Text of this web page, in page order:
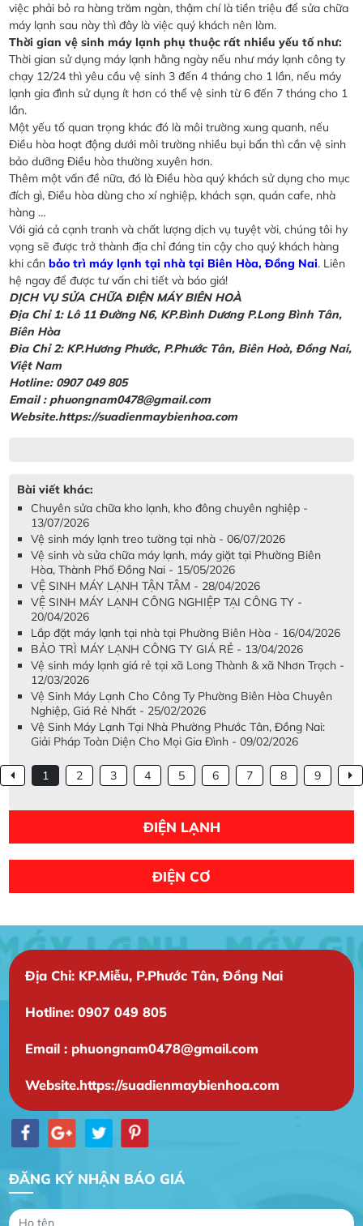
việc phải bỏ ra hàng trăm ngàn, thậm chí là tiền triệu để sửa chữa
máy lạnh sau này thì đây là việc quý khách nên làm.
Thời gian vệ sinh máy lạnh phụ thuộc rất nhiều yếu tố như:
Thời gian sử dụng máy lạnh hằng ngày nếu như máy lạnh công ty
chạy 12/24 thì yêu cầu vệ sinh 3 đến 4 tháng cho 1 lần, nếu máy
lạnh gia đình sử dụng ít hơn có thể vệ sinh từ 6 đến 7 tháng cho 1
lần.
Một yếu tố quan trọng khác đó là môi trường xung quanh, nếu
Điều hòa hoạt động dưới môi trường nhiều bụi bẩn thì cần vệ sinh
bảo dưỡng Điều hòa thường xuyên hơn.
Thêm một vấn đề nữa, đó là Điều hòa quý khách sử dụng cho mục
đích gì, Điều hòa dùng cho xí nghiệp, khách sạn, quán cafe, nhà
hàng …
Với giá cả cạnh tranh và chất lượng dịch vụ tuyệt vời, chúng tôi hy
vọng sẽ được trở thành địa chỉ đáng tin cậy cho quý khách hàng
khi cần bảo trì máy lạnh tại nhà tại Biên Hòa, Đồng Nai. Liên
hệ ngay để được tư vấn chi tiết và báo giá!
DỊCH VỤ SỬA CHỮA ĐIỆN MÁY BIÊN HOÀ
Địa Chỉ 1: Lô 11 Đường N6, KP.Bình Dương P.Long Bình Tân,
Biên Hòa
Đia Chỉ 2: KP.Hương Phước, P.Phước Tân, Biên Hoà, Đồng Nai,
Việt Nam
Hotline: 0907 049 805
Email : phuongnam0478@gmail.com
Website.https://suadienmaybienhoa.com
Bài viết khác:
Chuyên sửa chữa kho lạnh, kho đông chuyên nghiệp -
13/07/2026
Vệ sinh máy lạnh treo tường tại nhà - 06/07/2026
Vệ sinh và sửa chữa máy lạnh, máy giặt tại Phường Biên
Hòa, Thành Phố Đồng Nai - 15/05/2026
VỆ SINH MÁY LẠNH TẬN TÂM - 28/04/2026
VỆ SINH MÁY LẠNH CÔNG NGHIỆP TẠI CÔNG TY -
20/04/2026
Lắp đặt máy lạnh tại nhà tại Phường Biên Hòa - 16/04/2026
BẢO TRÌ MÁY LẠNH CÔNG TY GIÁ RẺ - 13/04/2026
Vệ sinh máy lạnh giá rẻ tại xã Long Thành & xã Nhơn Trạch -
12/03/2026
Vệ Sinh Máy Lạnh Cho Công Ty Phường Biên Hòa Chuyên
Nghiệp, Giá Rẻ Nhất - 25/02/2026
Vệ Sinh Máy Lạnh Tại Nhà Phường Phước Tân, Đồng Nai:
Giải Pháp Toàn Diện Cho Mọi Gia Đình - 09/02/2026
1 2 3 4 5 6 7 8 9
ĐIỆN LẠNH
ĐIỆN CƠ
Địa Chỉ: KP.Miễu, P.Phước Tân, Đồng Nai
Hotline: 0907 049 805
Email : phuongnam0478@gmail.com
Website.https://suadienmaybienhoa.com
ĐĂNG KÝ NHẬN BÁO GIÁ